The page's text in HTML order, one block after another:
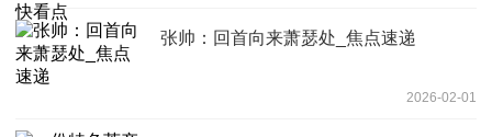
张帅：回首向来萧瑟处_焦点速递
2026-02-01